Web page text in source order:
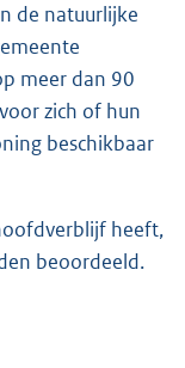
de natuurlijke
meer dan 90
zich of hun
beschikbaar
heeft,
beoordeeld.